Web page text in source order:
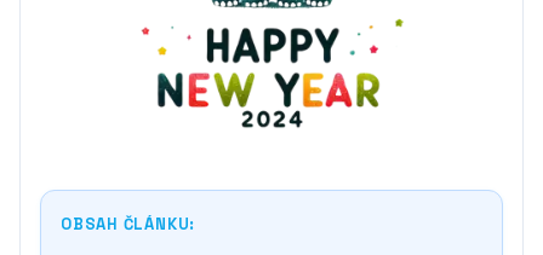
OBSAH ČLÁNKU: